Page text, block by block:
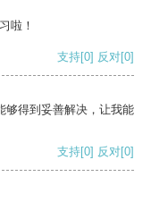
啦！
支持[0] 反对[0]
够得到妥善解决，让我能
支持[0] 反对[0]